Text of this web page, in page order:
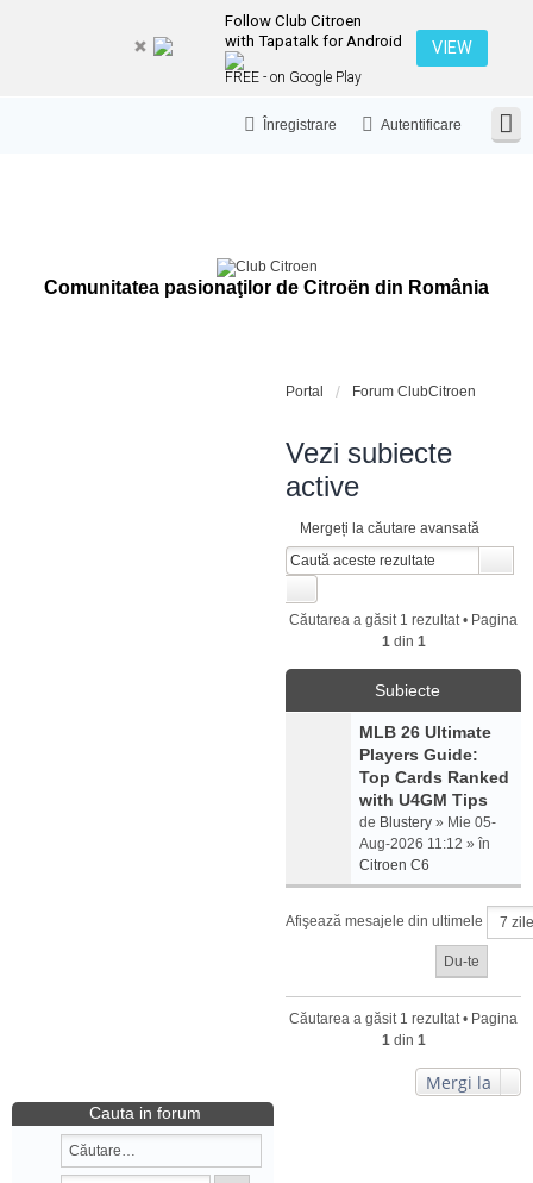
Follow Club Citroen
with Tapatalk for Android
FREE - on Google Play
VIEW
Autentificare
Înregistrare
Comunitatea pasionaţilor de Citroën din România
Portal Forum ClubCitroen
Vezi subiecte
active
Mergeți la căutare avansată
Căutarea a găsit 1 rezultat • Pagina
1din 1
Subiecte
MLB 26 Ultimate
Players Guide:
Top Cards Ranked
with U4GM Tips
de Blustery » Mie 05-
Aug-2026 11:12 » în
Citroen C6
Afişează mesajele din ultimele
Căutarea a găsit 1 rezultat • Pagina
1din 1
Mergi la
Cauta in forum